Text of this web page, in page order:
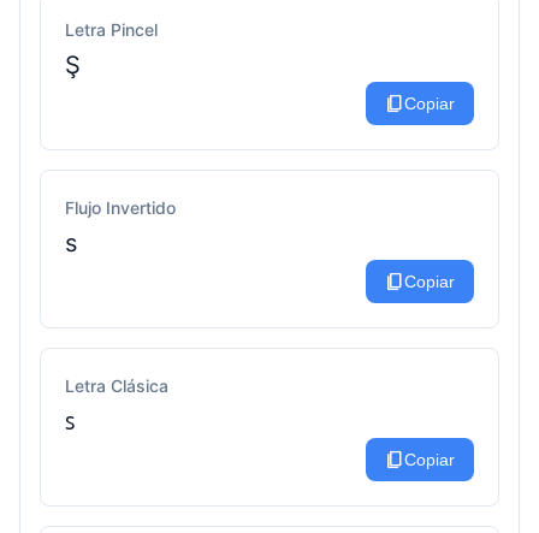
Letra Pincel
Ş
content_copyCopiar
Flujo Invertido
s
content_copyCopiar
Letra Clásica
ꜱ
content_copyCopiar